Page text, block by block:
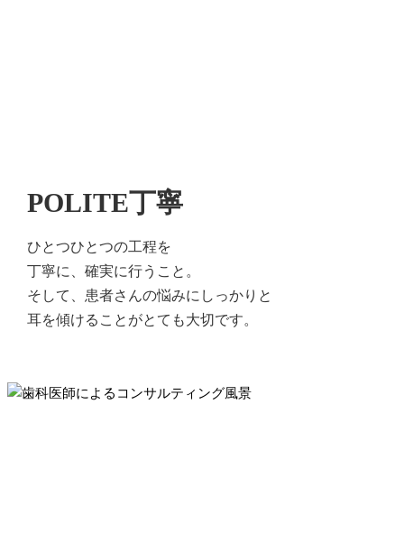
POLITE丁寧
ひとつひとつの工程を
丁寧に、確実に行うこと。
そして、患者さんの悩みにしっかりと
耳を傾けることがとても大切です。